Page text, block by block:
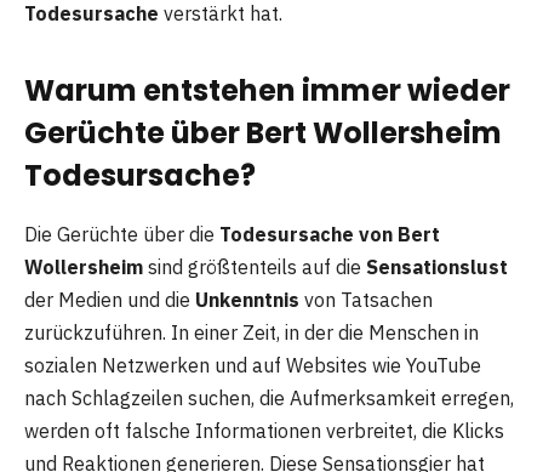
Todesursache verstärkt hat.
Warum entstehen immer wieder
Gerüchte über Bert Wollersheim
Todesursache?
Die Gerüchte über die Todesursache von Bert
Wollersheim sind größtenteils auf die Sensationslust
der Medien und die Unkenntnis von Tatsachen
zurückzuführen. In einer Zeit, in der die Menschen in
sozialen Netzwerken und auf Websites wie YouTube
nach Schlagzeilen suchen, die Aufmerksamkeit erregen,
werden oft falsche Informationen verbreitet, die Klicks
und Reaktionen generieren. Diese Sensationsgier hat